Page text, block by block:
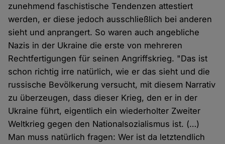
zunehmend faschistische Tendenzen attestiert
werden, er diese jedoch ausschließlich bei anderen
sieht und anprangert. So waren auch angebliche
Nazis in der Ukraine die erste von mehreren
Rechtfertigungen für seinen Angriffskrieg. "Das ist
schon richtig irre natürlich, wie er das sieht und die
russische Bevölkerung versucht, mit diesem Narrativ
zu überzeugen, dass dieser Krieg, den er in der
Ukraine führt, eigentlich ein wiederholter Zweiter
Weltkrieg gegen den Nationalsozialismus ist. (…)
Man muss natürlich fragen: Wer ist da letztendlich